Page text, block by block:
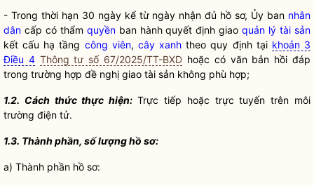
- Trong thời hạn 30 ngày kể từ ngày nhận đủ hồ sơ, Ủy ban nhân
dân cấp có thẩm quyềnban hành quyết định giaoquản lý tài sản
kết cấu hạ tầng công viên, cây xanh theo quy định tại khoản 3
Điều 4 Thông tư số 67/2025/TT-BXD hoặc có văn bản hồi đáp
trong trường hợp đề nghị giao tài sản không phù hợp;
1.2. Cách thức thực hiện:Trực tiếp hoặc trực tuyến trên môi
trường điện tử.
1.3. Thành phần, số lượng hồ sơ:
a) Thành phần hồ sơ: